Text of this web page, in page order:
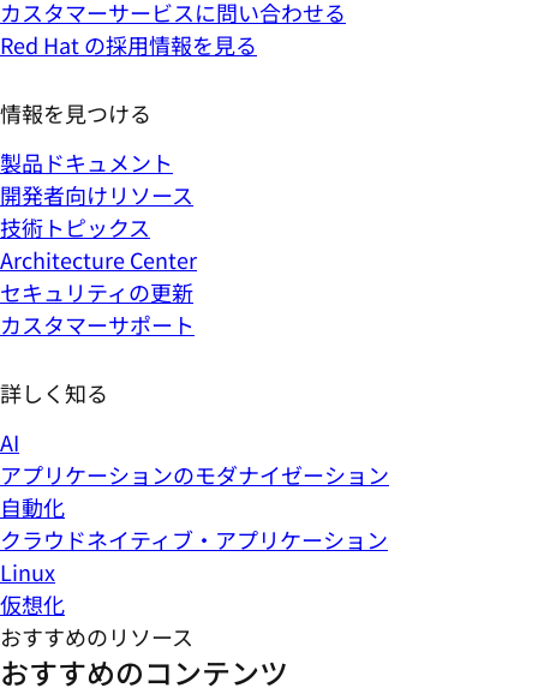
カスタマーサービスに問い合わせる
Red Hat の採用情報を見る
情報を見つける
製品ドキュメント
開発者向けリソース
技術トピックス
Architecture Center
セキュリティの更新
カスタマーサポート
詳しく知る
AI
アプリケーションのモダナイゼーション
自動化
クラウドネイティブ・アプリケーション
Linux
仮想化
おすすめのリソース
おすすめのコンテンツ